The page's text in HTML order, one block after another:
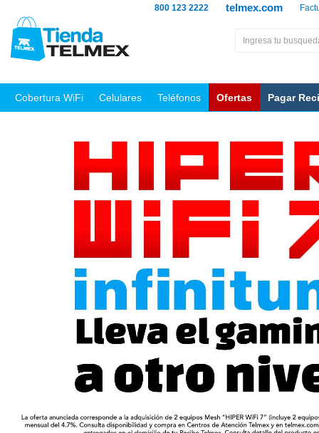
telmex.com
800 123 2222
Cobertura WiFi Celulares Teléfonos Ofertas Pagar